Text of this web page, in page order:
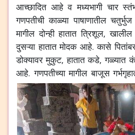
आच्छादित आहे व मध्यभागी चार
गणपतीची काळ्या पाषाणातील
मागील दोन्ही हातात त्रिशूल,
दुसऱ्या हातात मोदक आहे. कासे
डोक्यावर मुकुट, हातात कडे, गळ्यात
आहे. गणपतीच्या मागील बाजूस